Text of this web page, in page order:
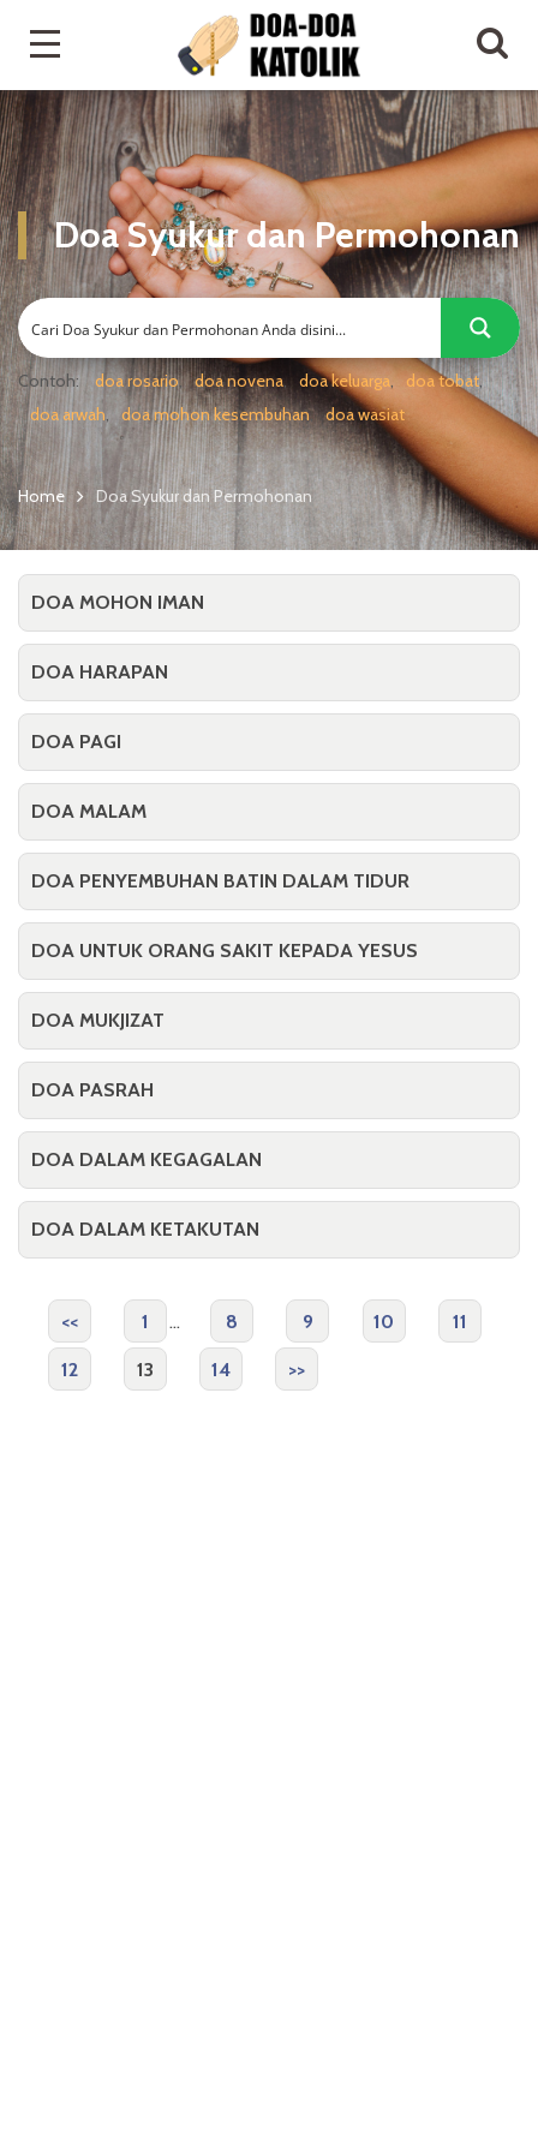
Doa Syukur dan Permohonan
Contoh: doa rosario doa novena doa keluarga
doa tobat
doa arwah
doa mohon kesembuhan doa wasiat
Home Doa Syukur dan Permohonan
DOA MOHON IMAN
DOA HARAPAN
DOA PAGI
DOA MALAM
DOA PENYEMBUHAN BATIN DALAM TIDUR
DOA UNTUK ORANG SAKIT KEPADA YESUS
DOA MUKJIZAT
DOA PASRAH
DOA DALAM KEGAGALAN
DOA DALAM KETAKUTAN
<< 1 ... 8 9 10 11
12 13 14 >>